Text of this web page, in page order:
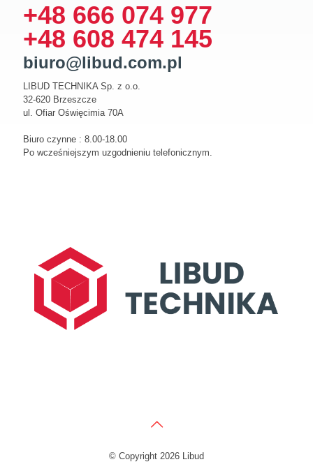
+48 666 074 977
+48 608 474 145
biuro@libud.com.pl
LIBUD TECHNIKA Sp. z o.o.
32-620 Brzeszcze
ul. Ofiar Oświęcimia 70A
Biuro czynne : 8.00-18.00
Po wcześniejszym uzgodnieniu telefonicznym.
© Copyright 2026 Libud